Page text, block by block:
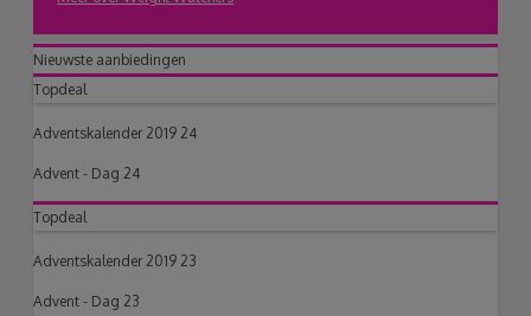
Nieuwste aanbiedingen
Topdeal
Adventskalender 2019 24
Advent - Dag 24
Topdeal
Adventskalender 2019 23
Advent - Dag 23